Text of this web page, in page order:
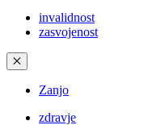
invalidnost
zasvojenost
✕
Zanjo
zdravje